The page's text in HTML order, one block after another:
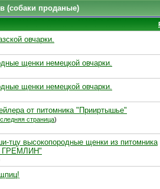
(собаки проданые)
овчарки.
щенки немецкой овчарки.
щенки немецкой овчарки.
от питомника "Прииртышье"
страница)
тцу высокопородные щенки из питомника